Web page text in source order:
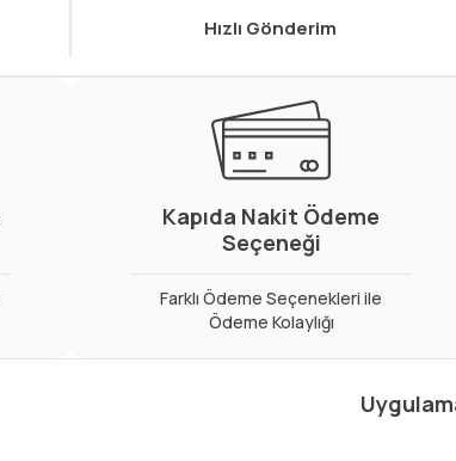
Hızlı Gönderim
Kapıda Nakit Ödeme
Seçeneği
Farklı Ödeme Seçenekleri ile
Ödeme Kolaylığı